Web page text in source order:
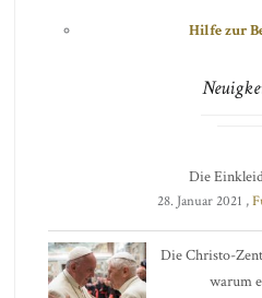
Hilfe zur
Die
28. Januar 2021 ,
Die Christo-
warum